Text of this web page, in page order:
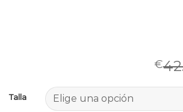
€
Talla